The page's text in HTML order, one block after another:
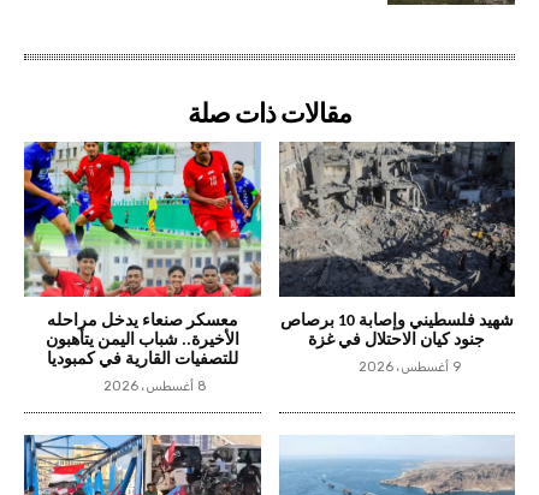
مقالات ذات صلة
شهيد فلسطيني وإصابة 10 برصاص
جنود كيان الاحتلال في غزة
9 أغسطس، 2026
معسكر صنعاء يدخل مراحله
الأخيرة.. شباب اليمن يتأهبون
للتصفيات القارية في كمبوديا
8 أغسطس، 2026